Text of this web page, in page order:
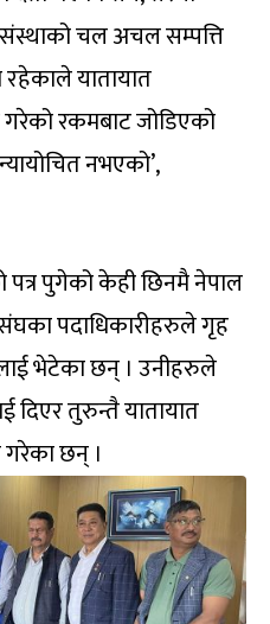
चल अचल सम्पत्ति
यातायात
रकमबाट जोडिएको
नभएको’,
पत्र पुगेको केही छिनमै नेपाल
पदाधिकारीहरुले गृह
भेटेका छन् । उनीहरुले
दिएर तुरुन्तै यातायात
छन् ।